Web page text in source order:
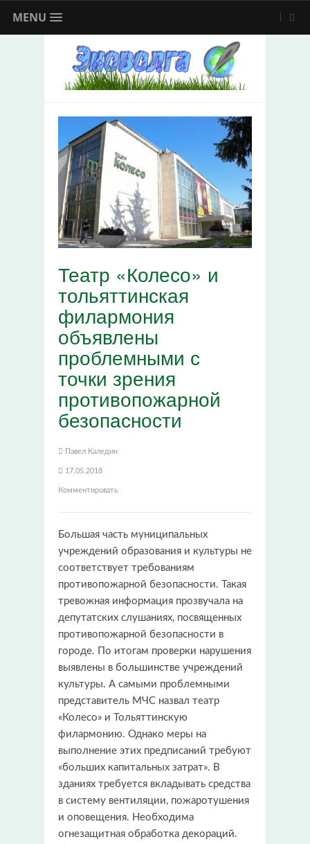
MENU
Театр «Колесо» и
тольяттинская
филармония
объявлены
проблемными с
точки зрения
противопожарной
безопасности
Павел Каледин
17.05.2018
Комментировать
Большая часть муниципальных
учреждений образования и культуры не
соответствует требованиям
противопожарной безопасности. Такая
тревожная информация прозвучала на
депутатских слушаниях, посвященных
противопожарной безопасности в
городе. По итогам проверки нарушения
выявлены в большинстве учреждений
культуры. А самыми проблемными
представитель МЧС назвал театр
«Колесо» и Тольяттинскую
филармонию. Однако меры на
выполнение этих предписаний требуют
«больших капитальных затрат». В
зданиях требуется вкладывать средства
в систему вентиляции, пожаротушения
и оповещения. Необходима
огнезащитная обработка декораций.